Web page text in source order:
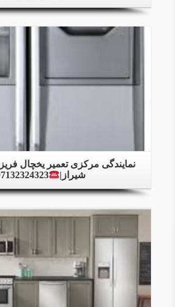
نمایندگی مرکزی تعمیر یخچال
شیراز|
Details